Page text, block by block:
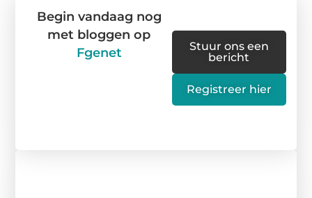
Begin vandaag nog
met bloggen op
Fgenet
Stuur ons een
bericht
Registreer hier